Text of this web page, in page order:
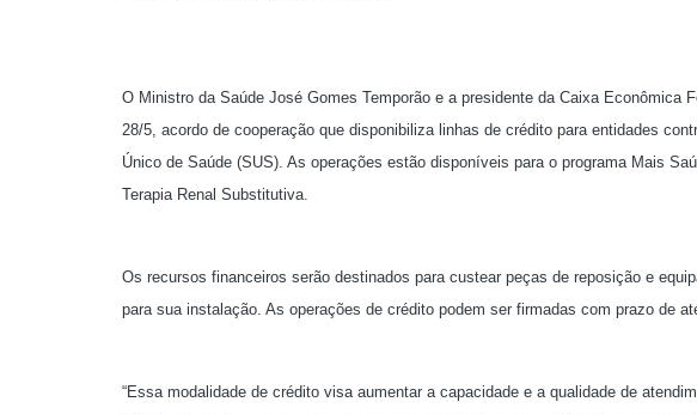
O Ministro da Saúde José Gomes Temporão e a presidente da Caixa Econômica
28/5, acordo de cooperação que disponibiliza linhas de crédito para entidades
Único de Saúde (SUS). As operações estão disponíveis para o programa Mais
Terapia Renal Substitutiva.
Os recursos financeiros serão destinados para custear peças de reposição e
para sua instalação. As operações de crédito podem ser firmadas com prazo de
“Essa modalidade de crédito visa aumentar a capacidade e a qualidade de